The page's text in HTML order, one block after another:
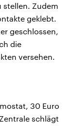
stellen. Zudem
geklebt.
geschlossen,
die
versehen.
30 Euro
schlägt